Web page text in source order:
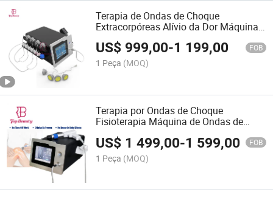
Terapia de Ondas de Choque
Extracorpóreas Alívio da Dor Máquina
para Disfunção Erétil
US$ 999,00-1 199,00 FOB
1 Peça (MOQ)
Terapia por Ondas de Choque
Fisioterapia Máquina de Ondas de
Ondas de Choque
US$ 1 499,00-1 599,00 FOB
1 Peça (MOQ)